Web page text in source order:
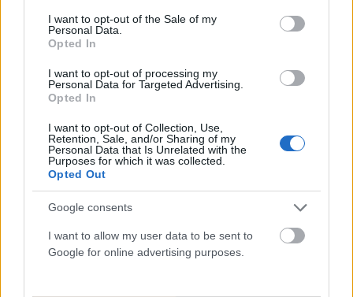
consent section.
I want to opt-out of the Sale of my
Personal Data.
Opted In
I want to opt-out of processing my
Personal Data for Targeted Advertising.
Opted In
I want to opt-out of Collection, Use,
Retention, Sale, and/or Sharing of my
Personal Data that Is Unrelated with the
Purposes for which it was collected.
Opted Out
Google consents
I want to allow my user data to be sent to
Google for online advertising purposes.
ΠΟΛΙΤΙΚΉ
νοσοκομείο της Ρόδου
ΑΝΑΡΤΗΘΗΚΕ ΑΠΟGMYLONAS 7 ΑΥΓΟΎΣΤΟΥ 2026